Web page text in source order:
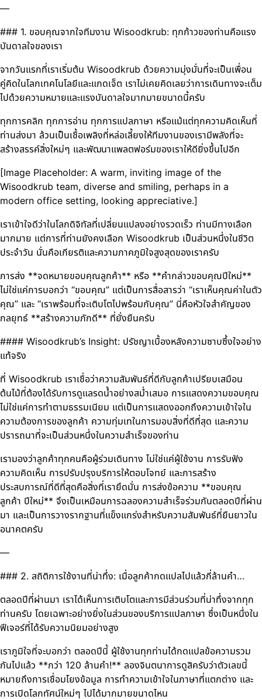
—
### 1. ขอบคุณจากใจทีมงาน Wisoodkrub: ทุกก้าวของท่านคือแรง
บันดาลใจของเรา
จากวันแรกที่เราเริ่มต้น Wisoodkrub ด้วยความมุ่งมั่นที่จะเป็นเพื่อน
คู่คิดในโลกเทคโนโลยีและแกดเจ็ต เราไม่เคยคิดเลยว่าการเดินทางจะเต็ม
ไปด้วยความหมายและแรงบันดาลใจมากมายขนาดนี้ครับ
ทุกการคลิก ทุกการอ่าน ทุกการแปลภาษา หรือแม้แต่ทุกความคิดเห็นที่
ท่านส่งมา ล้วนเป็นเชื้อเพลิงที่หล่อเลี้ยงให้ทีมงานของเรามีพลังที่จะ
สร้างสรรค์สิ่งใหม่ๆ และพัฒนาแพลตฟอร์มของเราให้ดียิ่งขึ้นไปอีก
[Image Placeholder: A warm, inviting image of the
Wisoodkrub team, diverse and smiling, perhaps in a
modern office setting, looking appreciative.]
เราเข้าใจดีว่าในโลกดิจิทัลที่เปลี่ยนแปลงอย่างรวดเร็ว ท่านมีทางเลือก
มากมาย แต่การที่ท่านยังคงเลือก Wisoodkrub เป็นส่วนหนึ่งในชีวิต
ประจำวัน นั่นคือเกียรติและความภาคภูมิใจสูงสุดของเราครับ
การส่ง **จดหมายขอบคุณลูกค้า** หรือ **คำกล่าวขอบคุณปีใหม่**
ไม่ใช่แค่การบอกว่า “ขอบคุณ” แต่เป็นการสื่อสารว่า “เราเห็นคุณค่าในตัว
คุณ” และ “เราพร้อมที่จะเติบโตไปพร้อมกับคุณ” นี่คือหัวใจสำคัญของ
กลยุทธ์ **สร้างความภักดี** ที่ยั่งยืนครับ
#### Wisoodkrub’s Insight: ปรัชญาเบื้องหลังความซาบซึ้งใจอย่าง
แท้จริง
ที่ Wisoodkrub เราเชื่อว่าความสัมพันธ์ที่ดีกับลูกค้าเปรียบเสมือน
ต้นไม้ที่ต้องได้รับการดูแลรดน้ำอย่างสม่ำเสมอ การแสดงความขอบคุณ
ไม่ใช่แค่การทำตามธรรมเนียม แต่เป็นการแสดงออกถึงความเข้าใจใน
ความต้องการของลูกค้า ความทุ่มเทในการมอบสิ่งที่ดีที่สุด และความ
ปรารถนาที่จะเป็นส่วนหนึ่งในความสำเร็จของท่าน
เรามองว่าลูกค้าทุกคนคือผู้ร่วมเดินทาง ไม่ใช่แค่ผู้ใช้งาน การรับฟัง
ความคิดเห็น การปรับปรุงบริการให้ตอบโจทย์ และการสร้าง
ประสบการณ์ที่ดีที่สุดคือสิ่งที่เรายึดมั่น การส่งข้อความ **ขอบคุณ
ลูกค้า ปีใหม่** จึงเป็นเหมือนการฉลองความสำเร็จร่วมกันตลอดปีที่ผ่าน
มา และเป็นการวางรากฐานที่แข็งแกร่งสำหรับความสัมพันธ์ที่ยืนยาวใน
อนาคตครับ
—
### 2. สถิติการใช้งานที่น่าทึ่ง: เมื่อลูกค้ากดแปลไปแล้วกี่ล้านคำ…
ตลอดปีที่ผ่านมา เราได้เห็นการเติบโตและการมีส่วนร่วมที่น่าทึ่งจากทุก
ท่านครับ โดยเฉพาะอย่างยิ่งในส่วนของบริการแปลภาษา ซึ่งเป็นหนึ่งใน
ฟีเจอร์ที่ได้รับความนิยมอย่างสูง
เราภูมิใจที่จะบอกว่า ตลอดปีนี้ ผู้ใช้งานทุกท่านได้กดแปลข้อความรวม
กันไปแล้ว **กว่า 120 ล้านคำ!** ลองจินตนาการดูสิครับว่าตัวเลขนี้
หมายถึงการเชื่อมโยงข้อมูล การทำความเข้าใจในภาษาที่แตกต่าง และ
การเปิดโลกทัศน์ใหม่ๆ ไปได้มากมายขนาดไหน